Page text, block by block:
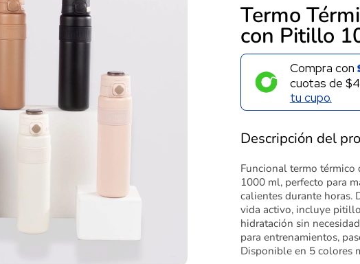
Termo
con Pitillo
Compra con
cuotas de
tu cupo.
Descripción del
Funcional termo térmico
1000 ml, perfecto para
calientes durante horas.
vida activo, incluye
hidratación sin
para entrenamientos,
Disponible en 5 colores